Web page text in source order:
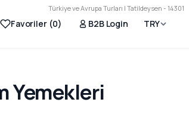
Türkiye ve Avrupa Turları | Tatildeysen - 14301
Favoriler (0) B2B Login TRY
Yemekleri